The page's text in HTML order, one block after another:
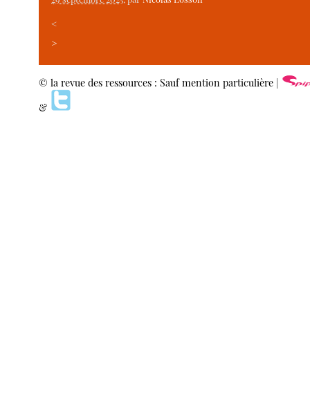
<
>
© la revue des ressources : Sauf mention particulière |
&